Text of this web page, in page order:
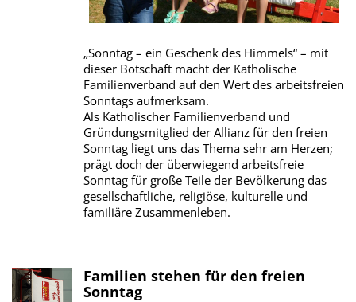
„Sonntag – ein Geschenk des Himmels“ – mit
dieser Botschaft macht der Katholische
Familienverband auf den Wert des arbeitsfreien
Sonntags aufmerksam.
Als Katholischer Familienverband und
Gründungsmitglied der Allianz für den freien
Sonntag liegt uns das Thema sehr am Herzen;
prägt doch der überwiegend arbeitsfreie
Sonntag für große Teile der Bevölkerung das
gesellschaftliche, religiöse, kulturelle und
familiäre Zusammenleben.
Familien stehen für den freien
Sonntag